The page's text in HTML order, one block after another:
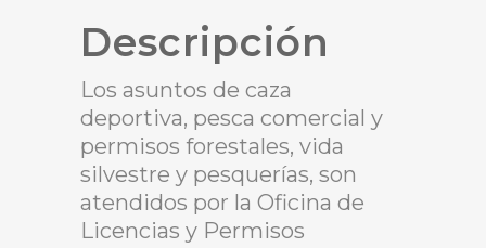
Descripción
Los asuntos de caza
deportiva, pesca comercial y
permisos forestales, vida
silvestre y pesquerías, son
atendidos por la Oficina de
Licencias y Permisos